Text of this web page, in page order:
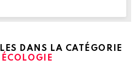
DANS LA CATÉGORIE
ÉCOLOGIE